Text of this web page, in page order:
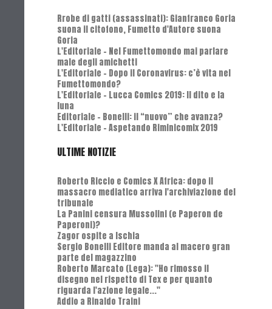
Rrobe di gatti (assassinati): Gianfranco Goria
suona il citofono, Fumetto d'Autore suona
Goria
L'Editoriale - Nel Fumettomondo mai parlare
male degli amichetti
L'Editoriale - Dopo il Coronavirus: c’è vita nel
Fumettomondo?
L'Editoriale - Lucca Comics 2019: Il dito e la
luna
Editoriale - Bonelli: il “nuovo” che avanza?
L'Editoriale - Aspetando Riminicomix 2019
ULTIME NOTIZIE
Roberto Riccio e Comics X Africa: dopo il
massacro mediatico arriva l'archiviazione del
tribunale
La Panini censura Mussolini (e Paperon de
Paperoni)?
Zagor ospite a Ischia
Sergio Bonelli Editore manda al macero gran
parte del magazzino
Roberto Marcato (Lega): "Ho rimosso il
disegno nel rispetto di Tex e per quanto
riguarda l'azione legale..."
Addio a Rinaldo Traini